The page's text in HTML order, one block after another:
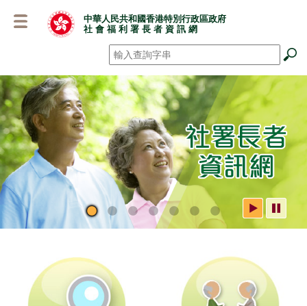
容
中華人民共和國香港特別行政區政府
社 會 福 利 署 長 者 資 訊 網
搜尋 *
社署長者資訊網